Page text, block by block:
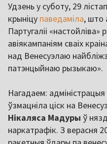
Удзень у суботу, 29
крыніцу паведаміла, што
Партугаліі
авіякампаніям сваіх
над Венесуэлаю
патэнцыйнаю рызыкаю».
Нагадаем: адміністрацыя
ўзмацніла ціск на
Нікаляса Мадуры ў
наркатрафік. З верасня